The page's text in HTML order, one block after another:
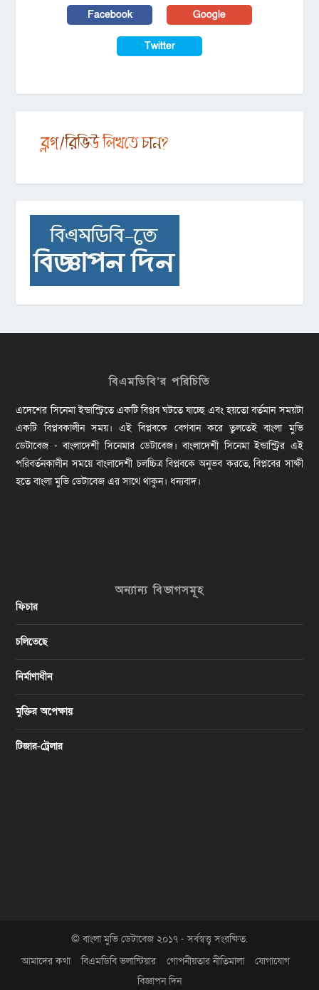
Facebook Google
Twitter
বিএমডিবি’র পরিচিতি
এদেশের সিনেমা ইন্ডাস্ট্রিতে একটি বিপ্লব ঘটতে যাচ্ছে এবং হয়তো বর্তমান সময়টা
একটি বিপ্লবকালীন সময়। এই বিপ্লবকে বেগবান করে তুলতেই বাংলা মুভি
ডেটাবেজ - বাংলাদেশী সিনেমার ডেটাবেজ। বাংলাদেশী সিনেমা ইন্ডাস্ট্রির এই
পরিবর্তনকালীন সময়ে বাংলাদেশী চলচ্চিত্র বিপ্লবকে অনুভব করতে, বিপ্লবের সাক্ষী
হতে বাংলা মুভি ডেটাবেজ এর সাথে থাকুন। ধন্যবাদ।
অন্যান্য বিভাগসমূহ
ফিচার
চলিতেছে
নির্মাণাধীন
মুক্তির অপেক্ষায়
টিজার-ট্রেলার
© বাংলা মুভি ডেটাবেজ ২০১৭ - সর্বস্বত্ত্ব সংরক্ষিত.
আমাদের কথা
বিএমডিবি ভলান্টিয়ার গোপনীয়তার নীতিমালা
যোগাযোগ
বিজ্ঞাপন দিন